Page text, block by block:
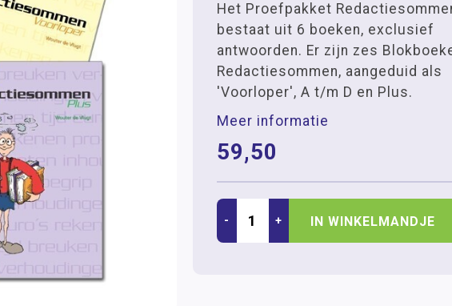
Het Proefpakket
bestaat uit 6 boeken, exclusief
antwoorden. Er zijn zes
Redactiesommen, aangeduid als
'Voorloper', A t/m D en Plus.
Meer informatie
59,50
- + IN WINKELMANDJE